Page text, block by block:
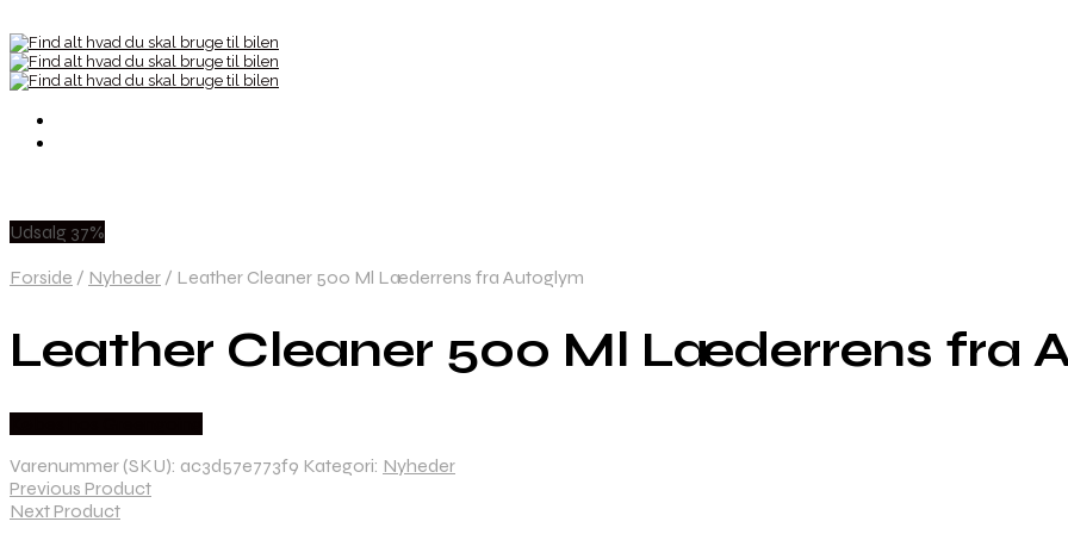
Udsalg 37%
Forside / Nyheder / Leather Cleaner 500 Ml Læderrens fra Autoglym
Leather Cleaner 500 Ml Læderrens fra
Varenummer (SKU): ac3d57e773f9 Kategori: Nyheder
Previous Product
Next Product